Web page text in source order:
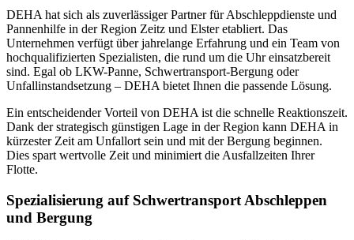
DEHA hat sich als zuverlässiger Partner für Abschleppdienste und
Pannenhilfe in der Region Zeitz und Elster etabliert. Das
Unternehmen verfügt über jahrelange Erfahrung und ein Team von
hochqualifizierten Spezialisten, die rund um die Uhr einsatzbereit
sind. Egal ob LKW-Panne, Schwertransport-Bergung oder
Unfallinstandsetzung – DEHA bietet Ihnen die passende Lösung.
Ein entscheidender Vorteil von DEHA ist die schnelle Reaktionszeit.
Dank der strategisch günstigen Lage in der Region kann DEHA in
kürzester Zeit am Unfallort sein und mit der Bergung beginnen.
Dies spart wertvolle Zeit und minimiert die Ausfallzeiten Ihrer
Flotte.
Spezialisierung auf Schwertransport Abschleppen
und Bergung